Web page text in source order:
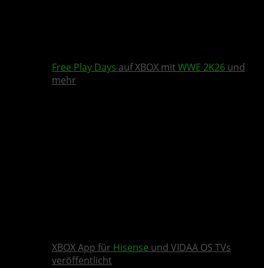
Free Play Days auf XBOX mit WWE 2K26 und
mehr
XBOX App für Hisense und VIDAA OS TVs
veröffentlicht